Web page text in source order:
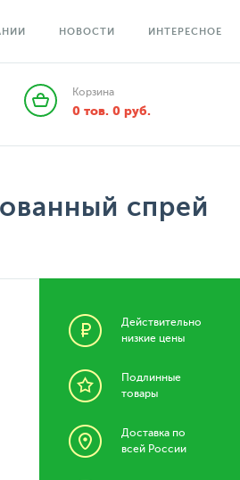
НОВОСТИ ИНТЕРЕСНОЕ
Корзина
0 тов. 0руб.
спрей
Действительно
низкие цены
Подлинные
товары
Доставка по
всей России